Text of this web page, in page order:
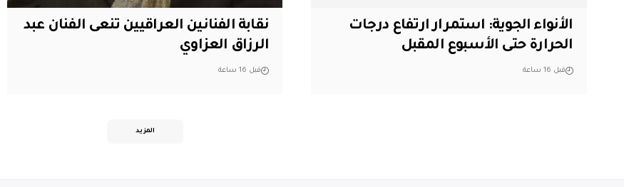
الأنواء الجوية: استمرار ارتفاع درجات
الحرارة حتى الأسبوع المقبل
قبل 16 ساعة
نقابة الفنانين العراقيين تنعى الفنان عبد
الرزاق العزاوي
قبل 16 ساعة
المزيد